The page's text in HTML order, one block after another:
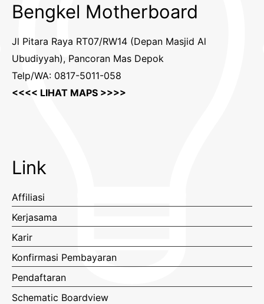
Bengkel Motherboard
Jl Pitara Raya RT07/RW14 (Depan Masjid Al
Ubudiyyah), Pancoran Mas Depok
Telp/WA: 0817-5011-058
<<<< LIHAT MAPS >>>>
Link
Affiliasi
Kerjasama
Karir
Konfirmasi Pembayaran
Pendaftaran
Schematic Boardview